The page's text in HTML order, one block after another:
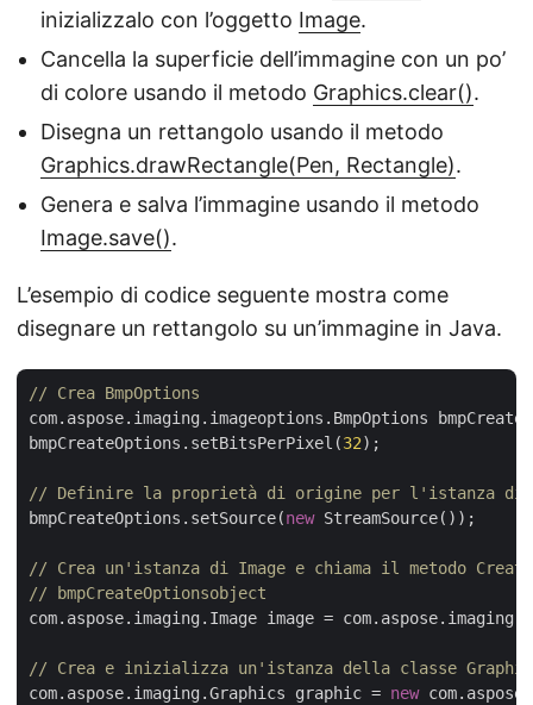
inizializzalo con l’oggetto Image.
Cancella la superficie dell’immagine con un po’
di colore usando il metodo Graphics.clear().
Disegna un rettangolo usando il metodo
Graphics.drawRectangle(Pen, Rectangle).
Genera e salva l’immagine usando il metodo
Image.save().
L’esempio di codice seguente mostra come
disegnare un rettangolo su un’immagine in Java.
// Crea BmpOptions
com.aspose.imaging.imageoptions.BmpOptions
bmpCreateOptions.setBitsPerPixel(32);
// Definire la proprietà di origine per l'istanza di
bmpCreateOptions.setSource(new StreamSource());
// Crea un'istanza di Image e chiama il metodo
// bmpCreateOptionsobject
com.aspose.imaging.Image image =
// Crea e inizializza un'istanza della classe
com.aspose.imaging.Graphics graphic = new